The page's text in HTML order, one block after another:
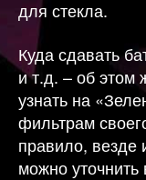
для стекла.
Куда сдавать
и т.д. – об этом
узнать на
фильтрам
правило, везде
можно